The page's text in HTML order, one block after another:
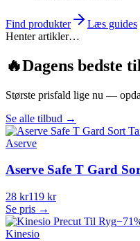
Find produkter
Læs guides
Henter artikler…
🔥Dagens bedste
Største prisfald lige nu —
Se alle tilbud →
Aserve
Aserve Safe T Gard
28 kr119 kr
Se pris →
−71
Kinesio